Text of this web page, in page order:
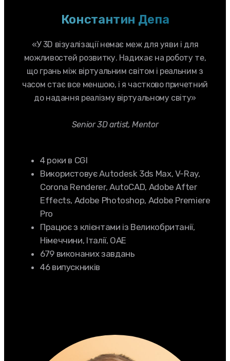
Константин Депа
«У 3D візуалізації немає меж для уяви і для
можливостей розвитку. Надихає на роботу те,
що грань між віртуальним світом і реальним з
часом стає все меншою, і я частково причетний
до надання реалізму віртуальному світу»
Senior 3D artist, Mentor
4 роки в CGI
Використовує Autodesk 3ds Max, V-Ray,
Corona Renderer, AutoCAD, Adobe After
Effects, Adobe Photoshop, Adobe Premiere
Pro
Працює з клієнтами із Великобританії,
Німеччини, Італії, ОАЕ
679 виконаних завдань
46 випускників